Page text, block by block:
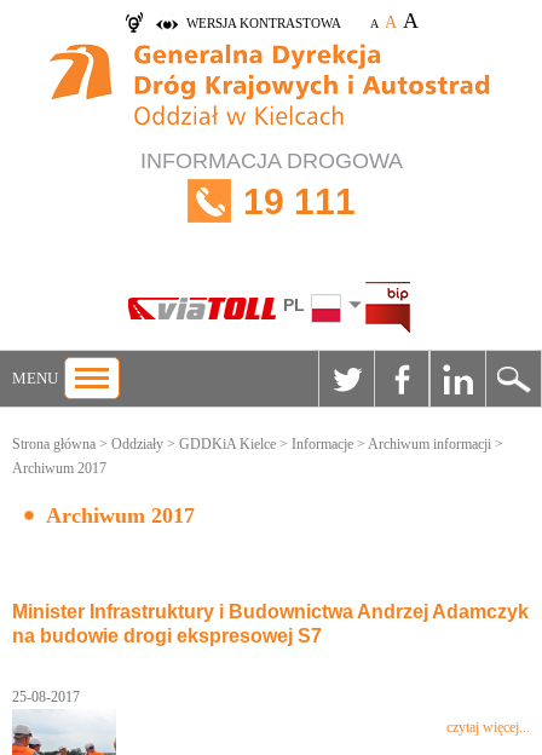
WERSJA KONTRASTOWA A A A
INFORMACJA DROGOWA
19 111
PL
MENU
Strona główna > Oddziały > GDDKiA Kielce > Informacje > Archiwum informacji >
Archiwum 2017
Archiwum 2017
Minister Infrastruktury i Budownictwa Andrzej Adamczyk
na budowie drogi ekspresowej S7
25-08-2017
czytaj więcej...